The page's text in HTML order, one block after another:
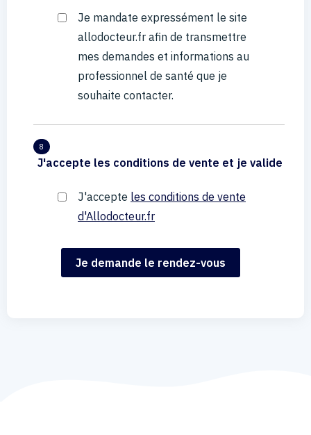
Je mandate expressément le site
allodocteur.fr afin de transmettre
mes demandes et informations au
professionnel de santé que je
souhaite contacter.
8
J'accepte les conditions de vente et je valide
J'accepte les conditions de vente
d'Allodocteur.fr